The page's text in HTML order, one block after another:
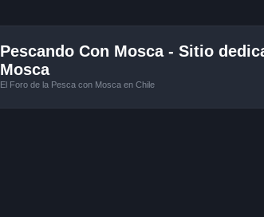
Pescando Con Mosca - Sitio
Mosca
El Foro de la Pesca con Mosca en Chile